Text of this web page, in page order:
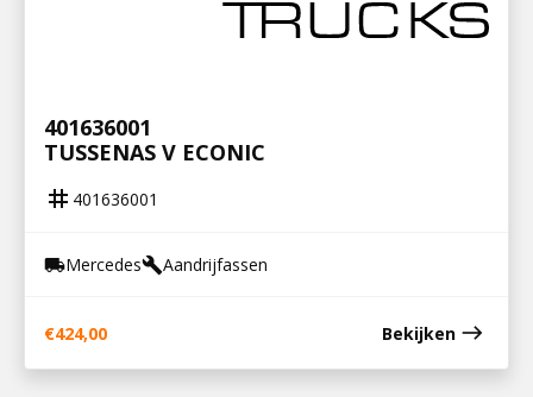
401636001
TUSSENAS V ECONIC
tag 401636001
local_shippingMercedesbuildAandrijfassen
€424,00 Bekijken east